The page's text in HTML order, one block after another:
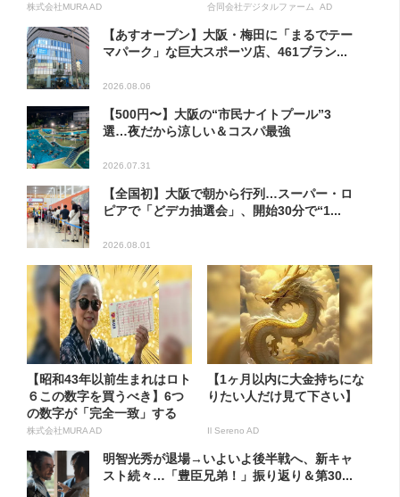
株式会社MURA AD 合同会社デジタルファーム AD
【あすオープン】大阪・梅田に「まるでテー
マパーク」な巨大スポーツ店、461ブラン...
2026.08.06
【500円〜】大阪の“市民ナイトプール”3
選…夜だから涼しい＆コスパ最強
2026.07.31
【全国初】大阪で朝から行列…スーパー・ロ
ピアで「どデカ抽選会」、開始30分で“1...
2026.08.01
【昭和43年以前生まれはロト
６この数字を買うべき】6つ
の数字が「完全一致」する
方...
株式会社MURA AD
【1ヶ月以内に大金持ちにな
りたい人だけ見て下さい】
Il Sereno AD
明智光秀が退場→いよいよ後半戦へ、新キャ
スト続々…「豊臣兄弟！」振り返り＆第30...